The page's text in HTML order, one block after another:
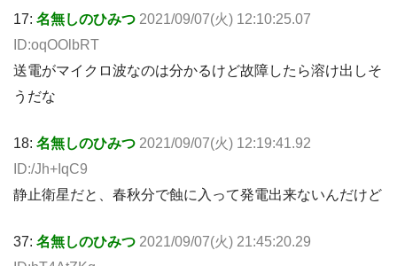
17: 名無しのひみつ 2021/09/07(火) 12:10:25.07
ID:oqOOlbRT
送電がマイクロ波なのは分かるけど故障したら溶け出しそ
うだな
18: 名無しのひみつ 2021/09/07(火) 12:19:41.92
ID:/Jh+IqC9
静止衛星だと、春秋分で蝕に入って発電出来ないんだけど
37: 名無しのひみつ 2021/09/07(火) 21:45:20.29